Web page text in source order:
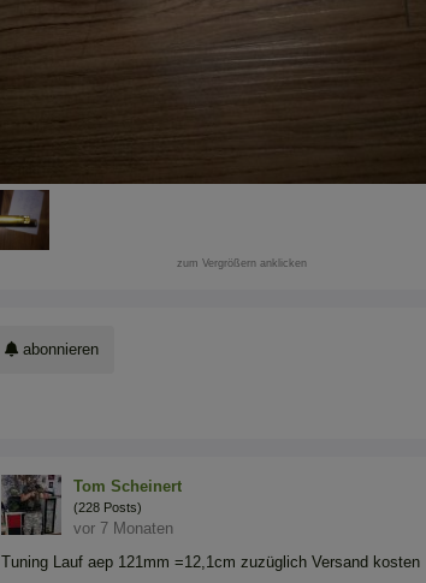
zum Vergrößern anklicken
abonnieren
Tom Scheinert
(228 Posts)
vor 7 Monaten
Tuning Lauf aep 121mm =12,1cm zuzüglich Versand kosten